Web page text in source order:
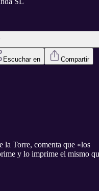
Escuchar en Compartir
la Torre, comenta que «los
y lo imprime el mismo que